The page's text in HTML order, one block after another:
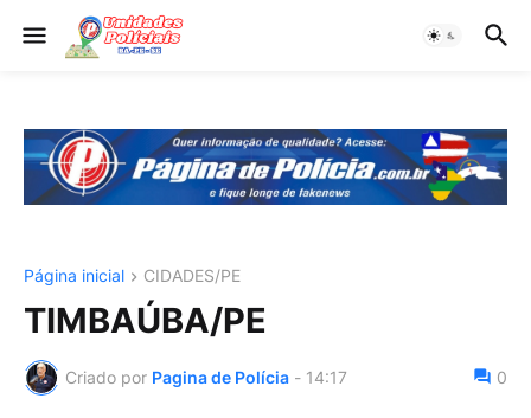
Página inicial CIDADES/PE
TIMBAÚBA/PE
Criado por Pagina de Polícia - 14:17 0